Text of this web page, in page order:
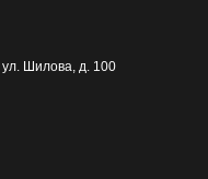
ул. Шилова, д. 100